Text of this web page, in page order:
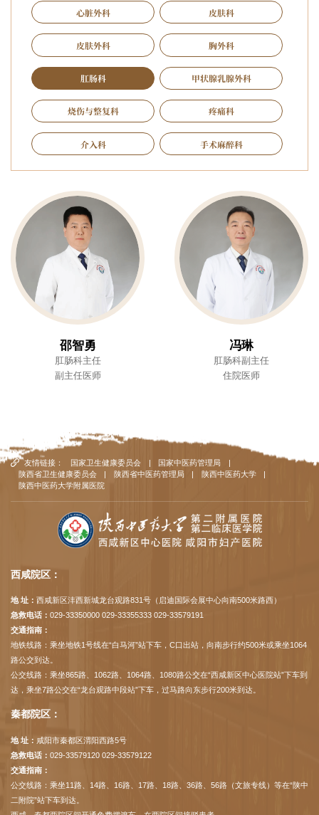
心脏外科 皮肤科
皮肤外科 胸外科
肛肠科 甲状腺乳腺外科
烧伤与整复科 疼痛科
介入科 手术麻醉科
邵智勇
肛肠科主任
副主任医师
冯琳
肛肠科副主任
住院医师
友情链接： 国家卫生健康委员会 | 国家中医药管理局
|
陕西省卫生健康委员会
| 陕西省中医药管理局 | 陕西中医药大学
|
陕西中医药大学附属医院
西咸院区：
地 址： 西咸新区沣西新城龙台观路831号（启迪国际会展中心向南500米路西）
急救电话： 029-33350000 029-33355333 029-33579191
交通指南：
地铁线路：乘坐地铁1号线在“白马河”站下车，C口出站，向南步行约500米或乘坐1064
路公交到达。
公交线路：乘坐865路、1062路、1064路、1080路公交在“西咸新区中心医院站”下车到
达，乘坐7路公交在“龙台观路中段站”下车，过马路向东步行200米到达。
秦都院区：
地 址： 咸阳市秦都区渭阳西路5号
急救电话： 029-33579120 029-33579122
交通指南：
公交线路：乘坐11路、14路、16路、17路、18路、36路、56路（文旅专线）等在“陕中
二附院”站下车到达。